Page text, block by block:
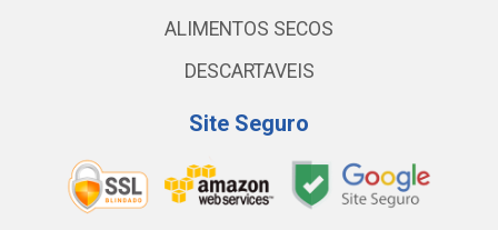
ALIMENTOS SECOS
DESCARTAVEIS
Site Seguro